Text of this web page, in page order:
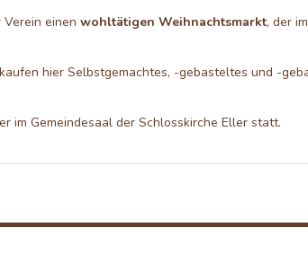
einen wohltätigen Weihnachtsmarkt, der
hier Selbstgemachtes, -gebasteltes und -
im Gemeindesaal der Schlosskirche Eller statt.